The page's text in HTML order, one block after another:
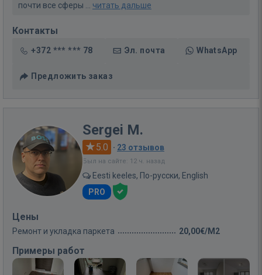
почти все сферы ... читать дальше
Контакты
+372 *** *** 78 Эл. почта WhatsApp
Предложить заказ
Sergei M.
5.0 · 23 отзывов
Был на сайте: 12 ч. назад
Eesti keeles, По-русски, English
PRO
Цены
Ремонт и укладка паркета 20,00€/M2
Примеры работ